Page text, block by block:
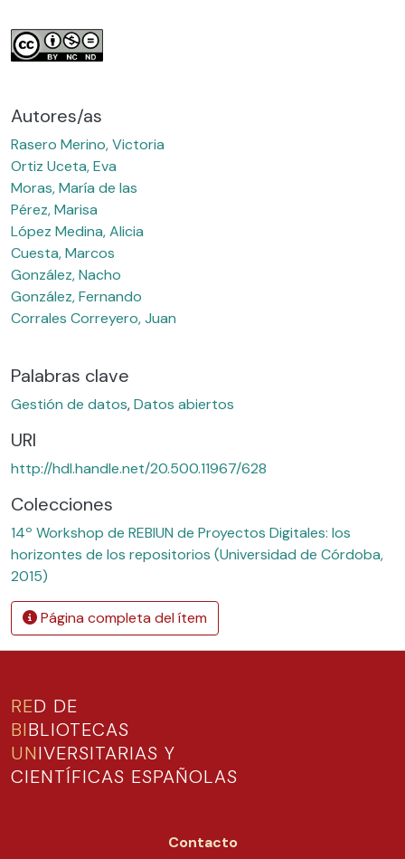
Autores/as
Rasero Merino, Victoria
Ortiz Uceta, Eva
Moras, María de las
Pérez, Marisa
López Medina, Alicia
Cuesta, Marcos
González, Nacho
González, Fernando
Corrales Correyero, Juan
Palabras clave
Gestión de datos,Datos abiertos
URI
http://hdl.handle.net/20.500.11967/628
Colecciones
14º Workshop de REBIUN de Proyectos Digitales: los
horizontes de los repositorios (Universidad de Córdoba,
2015)
Página completa del ítem
RED DE
BIBLIOTECAS
UNIVERSITARIAS Y
CIENTÍFICAS ESPAÑOLAS
Contacto